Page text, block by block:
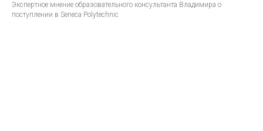
Экспертное мнение образовательного консультанта Владимира о
поступлении в Seneca Polytechnic